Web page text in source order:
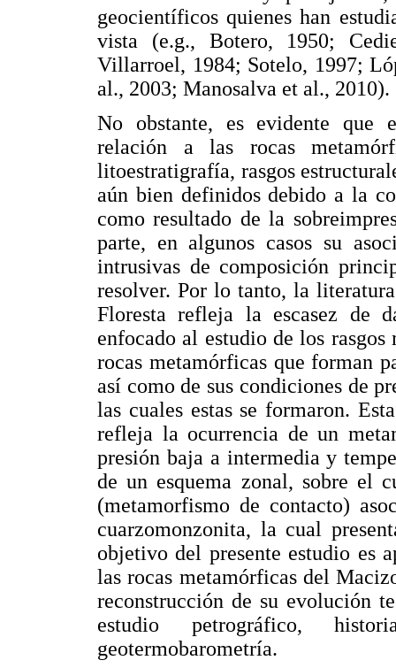
geocientíficos quienes han
vista (e.g., Botero, 1950;
Villarroel, 1984; Sotelo, 1997;
al., 2003; Manosalva et al., 2010).
No obstante, es evidente que
relación a las rocas
litoestratigrafía, rasgos
aún bien definidos debido a la
como resultado de la
parte, en algunos casos su
intrusivas de composición
resolver. Por lo tanto, la
Floresta refleja la escasez de
enfocado al estudio de los
rocas metamórficas que forman
así como de sus condiciones de
las cuales estas se formaron.
refleja la ocurrencia de un
presión baja a intermedia y
de un esquema zonal, sobre el
(metamorfismo de contacto)
cuarzomonzonita, la cual
objetivo del presente estudio es
las rocas metamórficas del
reconstrucción de su evolución
estudio petrográfico,
geotermobarometría.